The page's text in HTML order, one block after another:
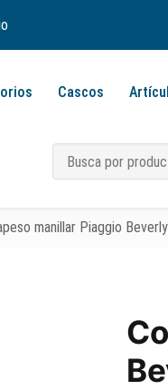
Cascos
manillar Piaggio